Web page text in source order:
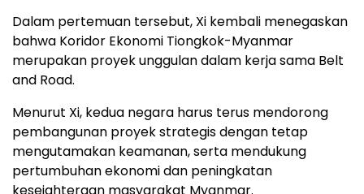
Dalam pertemuan tersebut, Xi kembali menegaskan
bahwa Koridor Ekonomi Tiongkok-Myanmar
merupakan proyek unggulan dalam kerja sama Belt
and Road.
Menurut Xi, kedua negara harus terus mendorong
pembangunan proyek strategis dengan tetap
mengutamakan keamanan, serta mendukung
pertumbuhan ekonomi dan peningkatan